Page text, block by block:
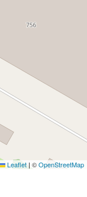
Leaflet | ©OpenStreetMap